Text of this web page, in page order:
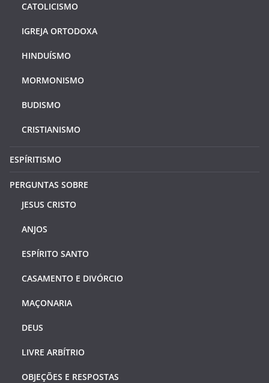
CATOLICISMO
IGREJA ORTODOXA
HINDUÍSMO
MORMONISMO
BUDISMO
CRISTIANISMO
ESPÍRITISMO
PERGUNTAS SOBRE
JESUS CRISTO
ANJOS
ESPÍRITO SANTO
CASAMENTO E DIVÓRCIO
MAÇONARIA
DEUS
LIVRE ARBÍTRIO
OBJEÇÕES E RESPOSTAS